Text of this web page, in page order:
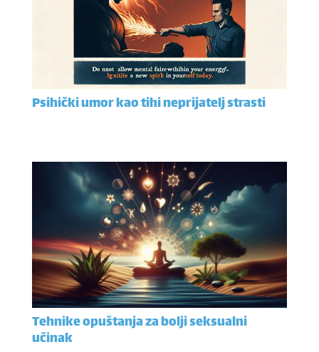
Psihički umor kao tihi neprijatelj strasti
Tehnike opuštanja za bolji seksualni
učinak